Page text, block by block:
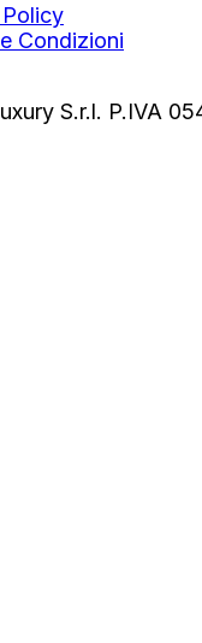
Condizioni
S.r.l. P.IVA